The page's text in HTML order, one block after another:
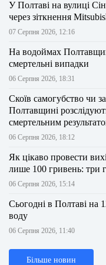
У Полтаві на вулиці
через зіткнення
07 Серпня 2026, 12:16
На водоймах
смертельні випадки
06 Серпня 2026, 18:31
Скоїв самогубство чи
Полтавщині
смертельним
06 Серпня 2026, 18:12
Як цікаво провести
лише 100 гривень: три
06 Серпня 2026, 15:14
Сьогодні в Полтаві на
воду
06 Серпня 2026, 11:40
Більше новин